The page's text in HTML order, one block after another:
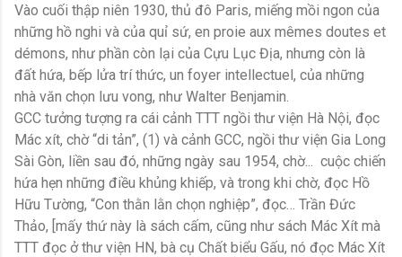
Vào cuối thập niên 1930, thủ đô Paris, miếng mồi ngon của
những hồ nghi và của quỉ sứ, en proie aux mêmes doutes et
démons, như phần còn lại của Cựu Lục Địa, nhưng còn là
đất hứa, bếp lửa trí thức, un foyer intellectuel, của những
nhà văn chọn lưu vong, như Walter Benjamin.
GCC tưởng tượng ra cái cảnh TTT ngồi thư viện Hà Nội, đọc
Mác xít, chờ “di tản”, (1) và cảnh GCC, ngồi thư viện Gia Long
Sài Gòn, liền sau đó, những ngày sau 1954, chờ... cuộc chiến
hứa hẹn những điều khủng khiếp, và trong khi chờ, đọc Hồ
Hữu Tường, “Con thằn lằn chọn nghiệp”, đọc… Trần Đức
Thảo, [mấy thứ này là sách cấm, cũng như sách Mác Xít mà
TTT đọc ở thư viện HN, bà cụ Chất biểu Gấu, nó đọc Mác Xít